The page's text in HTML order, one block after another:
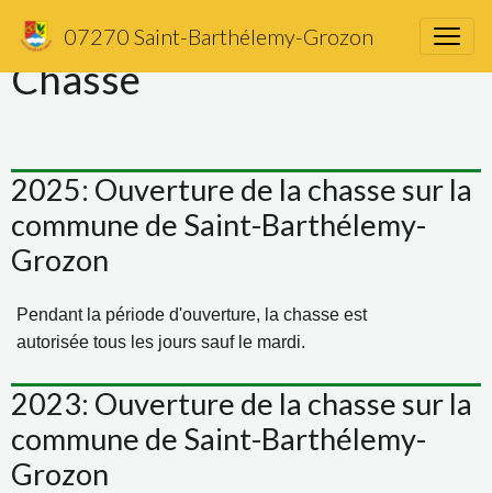
07270 Saint-Barthélemy-Grozon
Chasse
2025: Ouverture de la chasse sur la
commune de Saint-Barthélemy-
Grozon
Pendant la période d'ouverture, la chasse est
autorisée tous les jours sauf le mardi.
2023: Ouverture de la chasse sur la
commune de Saint-Barthélemy-
Grozon